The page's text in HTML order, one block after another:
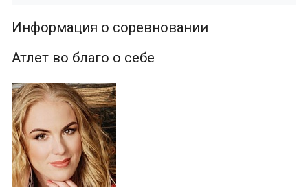
Информация о соревновании
Атлет во благо о себе